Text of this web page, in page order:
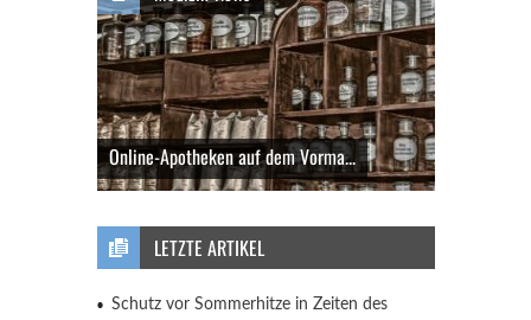
Online-Apotheken auf dem Vorma...
LETZTE ARTIKEL
Schutz vor Sommerhitze in Zeiten des